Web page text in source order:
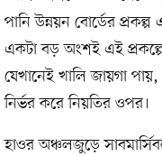
পানি উন্নয়ন বোর্ডের
একটা বড় অংশই এই
যেখানেই খালি জায়গা
নির্ভর করে নিয়তির ওপর।
হাওর অঞ্চলজুড়ে